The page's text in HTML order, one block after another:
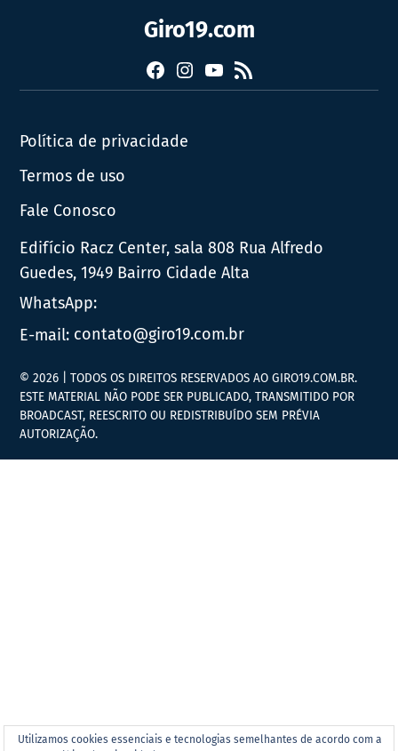
Giro19.com
FacebookInstagram
YouTube
RSS
Política de privacidade
Termos de uso
Fale Conosco
Edifício Racz Center, sala 808 Rua Alfredo
Guedes, 1949 Bairro Cidade Alta
WhatsApp:
E-mail: contato@giro19.com.br
Utilizamos cookies essenciais e tecnologias semelhantes de acordo com a
© 2026 | TODOS OS DIREITOS RESERVADOS AO GIRO19.COM.BR.
ESTE MATERIAL NÃO PODE SER PUBLICADO, TRANSMITIDO POR
BROADCAST, REESCRITO OU REDISTRIBUÍDO SEM PRÉVIA
AUTORIZAÇÃO.